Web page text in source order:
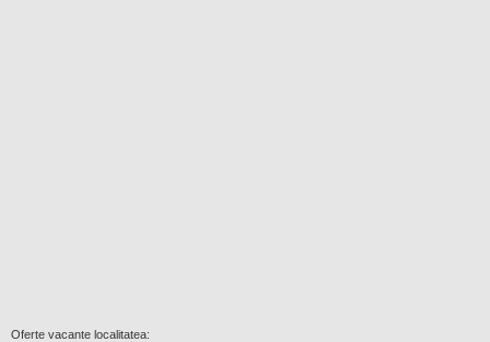
Oferte vacante localitatea: